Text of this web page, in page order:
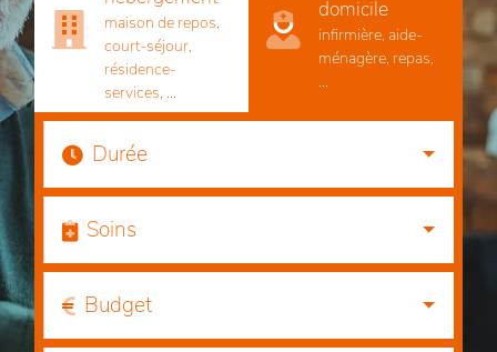
maison de repos,
court-séjour,
résidence-
services, ...
domicile
infirmière, aide-
ménagère, repas,
...
Durée
Soins
Budget